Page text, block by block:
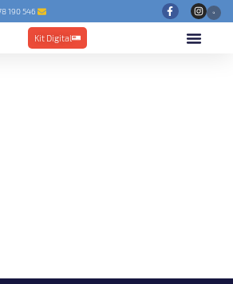
190 546
Kit Digital